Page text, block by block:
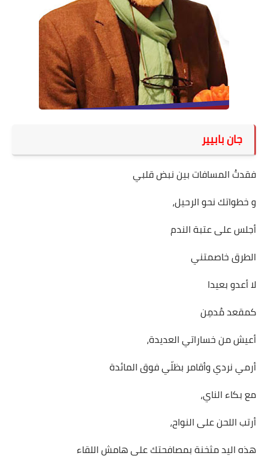
على مقام سبا
فيديوهات
اقتباسات روائية
أعداد جريدة سبا
جان بابيير
فقدتُ المسافات بين نبض قلبي
و خطواتك نحو الرحيل،
أجلس على عتبة الندم
الطرق خاصمتني
لا أعدو بعيدا
كمقعد مُدمِن
أعيش من خساراتي العديدة،
أرمي نردي وأقامر بظلّي فوق المائدة
مع بكاء الناي،
أرتب اللحن على النواح،
هذه اليد مثخنة بمصافحتك على هامش اللقاء